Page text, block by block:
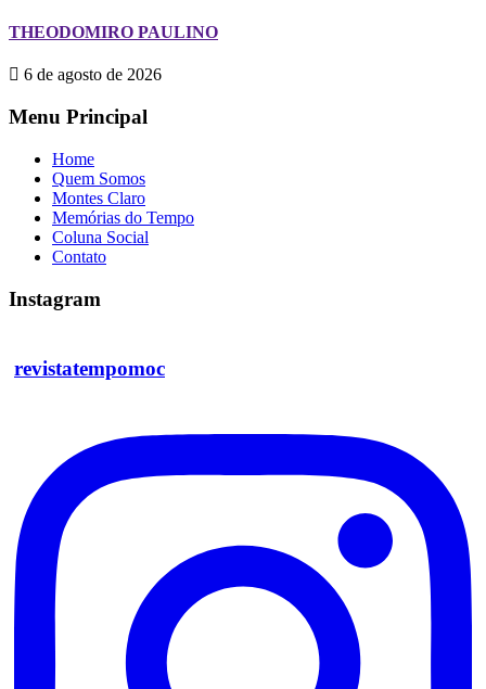
THEODOMIRO PAULINO
6 de agosto de 2026
Menu Principal
Home
Quem Somos
Montes Claro
Memórias do Tempo
Coluna Social
Contato
Instagram
revistatempomoc